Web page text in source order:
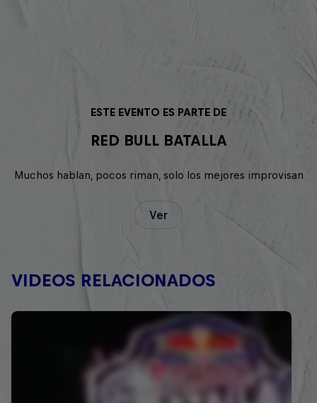
ESTE EVENTO ES PARTE DE
RED BULL BATALLA
Muchos hablan, pocos riman, solo los mejores improvisan
Ver
VIDEOS RELACIONADOS